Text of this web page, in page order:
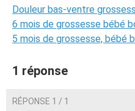
Douleur bas-ventre
6 mois de grossesse bébé
5 mois de grossesse, bébé
1 réponse
RÉPONSE 1 / 1